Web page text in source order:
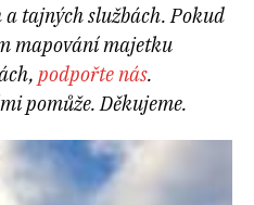
a tajných službách. Pokud
mapování majetku
podpořte nás.
pomůže. Děkujeme.